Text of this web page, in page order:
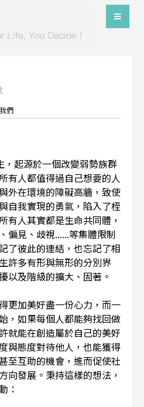
們
，起源於一個改變弱勢族群
有人都值得過自己想要的人
外在環境的障礙高牆，致使
自我實現的勇氣，陷入了桎
有人其實都是生命共同體，
偏見、歧視......等集體限制
了彼此的連結，也忘記了相
許多有形與無形的分別界
以及階級的擴大、固著。
更加美好盡一份心力，而一
，如果每個人都能夠找回做
就能在創造屬於自己的美好
與態度對待他人，也能獲得
至互助的機會，進而促使社
向發展。秉持這樣的想法，
：